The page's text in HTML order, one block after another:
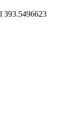
393.5496623